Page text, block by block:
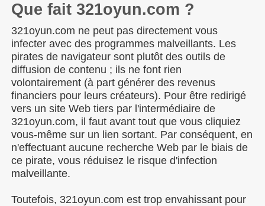
Que fait 321oyun.com ?
321oyun.com ne peut pas directement vous
infecter avec des programmes malveillants. Les
pirates de navigateur sont plutôt des outils de
diffusion de contenu ; ils ne font rien
volontairement (à part générer des revenus
financiers pour leurs créateurs). Pour être redirigé
vers un site Web tiers par l'intermédiaire de
321oyun.com, il faut avant tout que vous cliquiez
vous-même sur un lien sortant. Par conséquent, en
n'effectuant aucune recherche Web par le biais de
ce pirate, vous réduisez le risque d'infection
malveillante.
Toutefois, 321oyun.com est trop envahissant pour